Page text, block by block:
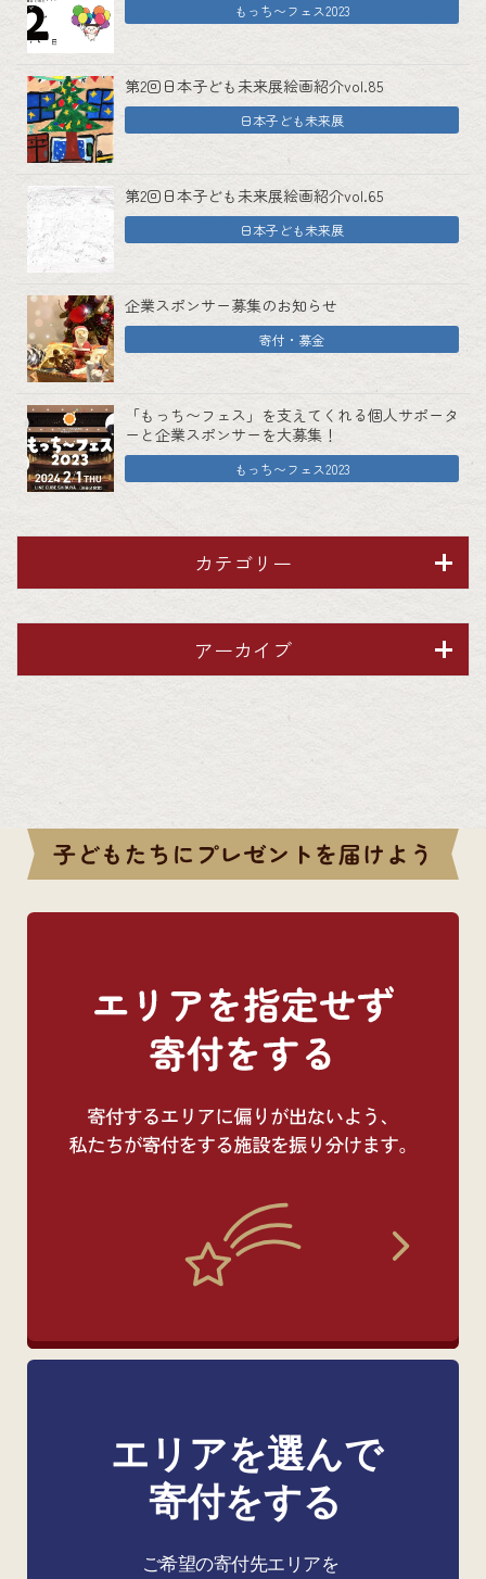
もっち〜フェス2023
第2回日本子ども未来展絵画紹介vol.85
日本子ども未来展
第2回日本子ども未来展絵画紹介vol.65
日本子ども未来展
企業スポンサー募集のお知らせ
寄付・募金
「もっち〜フェス」を支えてくれる個人サポータ
ーと企業スポンサーを大募集！
もっち〜フェス2023
カテゴリー
アーカイブ